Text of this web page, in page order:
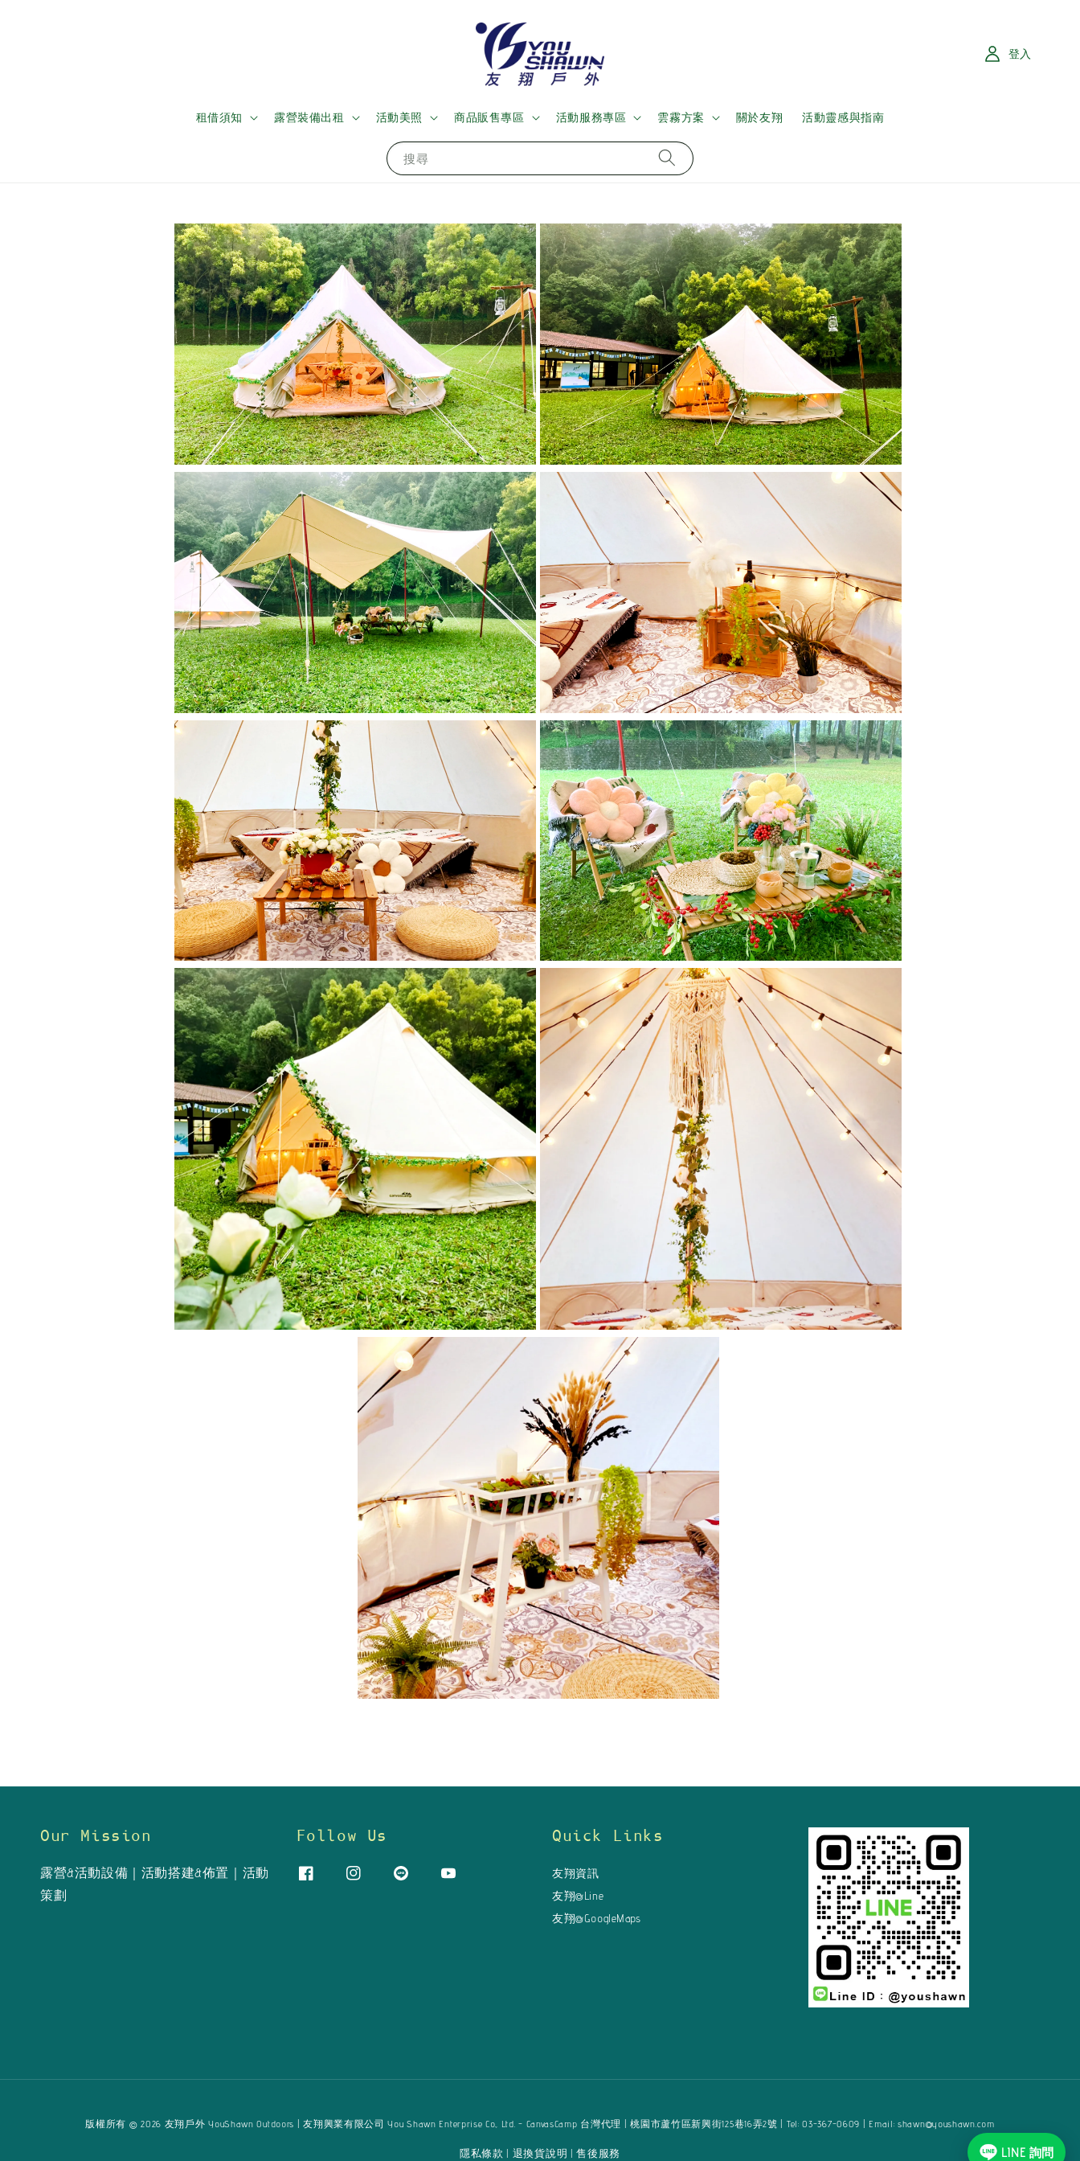
搜尋
租借須知 露營裝備出租 活動美照 商品販售專區 活動服務專區 雲霧方案 關於友翔 活動靈感與指南
登入
Our Mission
露營&活動設備｜活動搭建&佈置｜活動
策劃
Follow Us Quick Links
友翔資訊
友翔@Line
友翔@GoogleMaps
版權所有 © 2026 友翔戶外 YouShawn Outdoors | 友翔興業有限公司 You Shawn Enterprise Co., Ltd. - CanvasCamp 台灣代理 | 桃園市蘆竹區新興街125巷16弄2號 | Tel: 03-367-0609 | Email: shawn@youshawn.com
隱私條款 | 退換貨說明 |售後服務 LINE 詢問